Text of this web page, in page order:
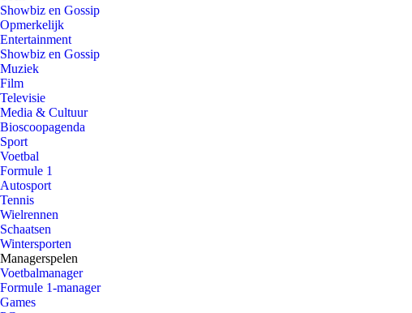
Showbiz en Gossip
Opmerkelijk
Entertainment
Showbiz en Gossip
Muziek
Film
Televisie
Media & Cultuur
Bioscoopagenda
Sport
Voetbal
Formule 1
Autosport
Tennis
Wielrennen
Schaatsen
Wintersporten
Managerspelen
Voetbalmanager
Formule 1-manager
Games